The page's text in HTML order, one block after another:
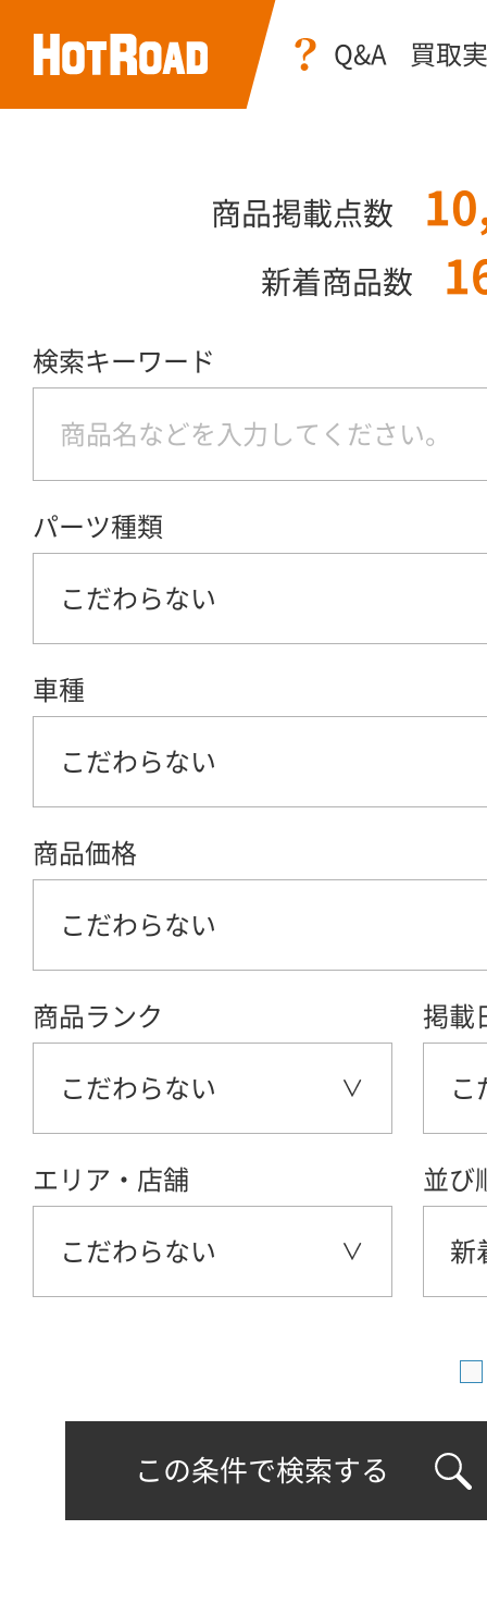
Q&A 買取
商品掲載点数
新着商品数
検索キーワード
パーツ種類
こだわらない
車種
こだわらない
商品価格
こだわらない
商品ランク
こだわらない
掲載
こ
エリア・店舗
こだわらない
並び
新
この条件で検索する